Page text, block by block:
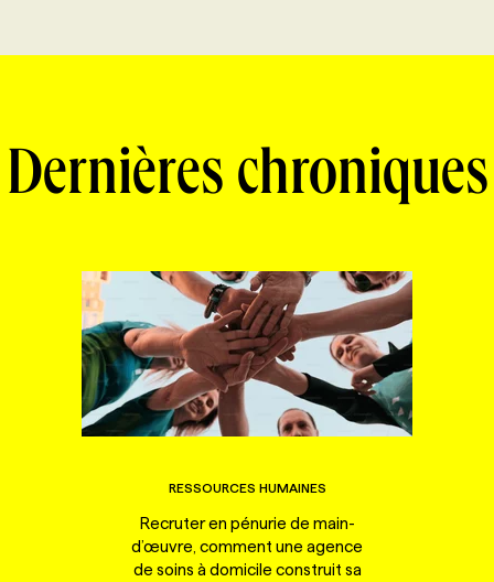
Dernières chroniques
RESSOURCES HUMAINES
Recruter en pénurie de main-
d’œuvre, comment une agence
de soins à domicile construit sa